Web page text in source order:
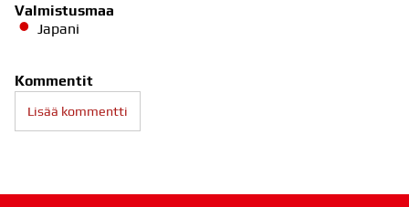
Valmistusmaa
Japani
Kommentit
Lisää kommentti